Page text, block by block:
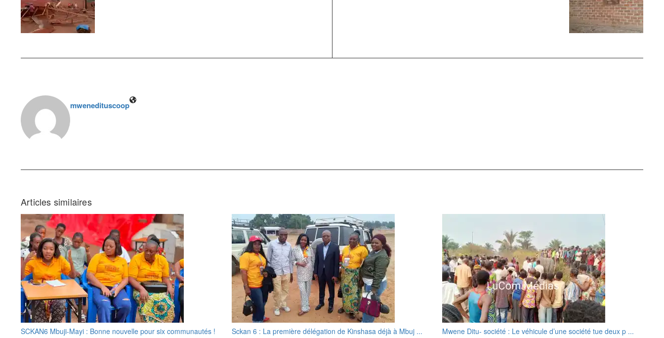
mwenedituscoop
Articles similaires
SCKAN6 Mbuji-Mayi : Bonne nouvelle pour six communautés ! Sckan 6 : ‎La première délégation de Kinshasa déjà à Mbuj ... Mwene Ditu- société : Le véhicule d’une société tue deux p ...